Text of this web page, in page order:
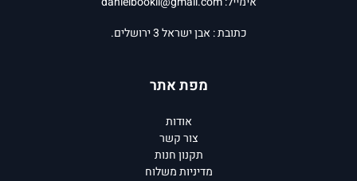
כתובת : אבן ישראל 3 ירושלים.
מפת אתר
אודות
צור קשר
תקנון חנות
מדיניות משלוח